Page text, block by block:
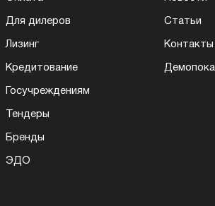
Для дилеров
Лизинг
Кредитование
Госучреждениям
Тендеры
Бренды
ЭДО
Статьи
Контакты